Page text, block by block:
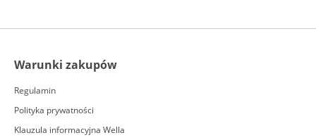
Warunki zakupów
Regulamin
Polityka prywatności
Klauzula informacyjna Wella